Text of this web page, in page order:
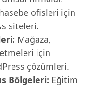
ofisleri için
siteleri.
Mağaza,
için
çözümleri.
Bölgeleri: Eğitim